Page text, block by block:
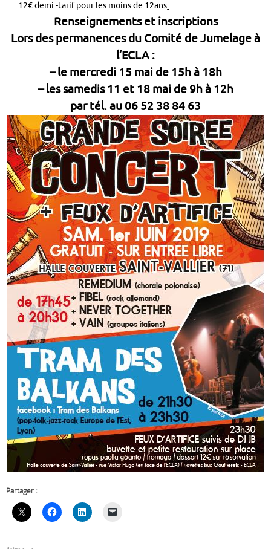
12€ demi -tarif pour les moins de 12ans
Renseignements et inscriptions
Lors des permanences du Comité de Jumelage à
l’ECLA :
– le mercredi 15 mai de 15h à 18h
– les samedis 11 et 18 mai de 9h à 12h
par tél. au 06 52 38 84 63
Partager :